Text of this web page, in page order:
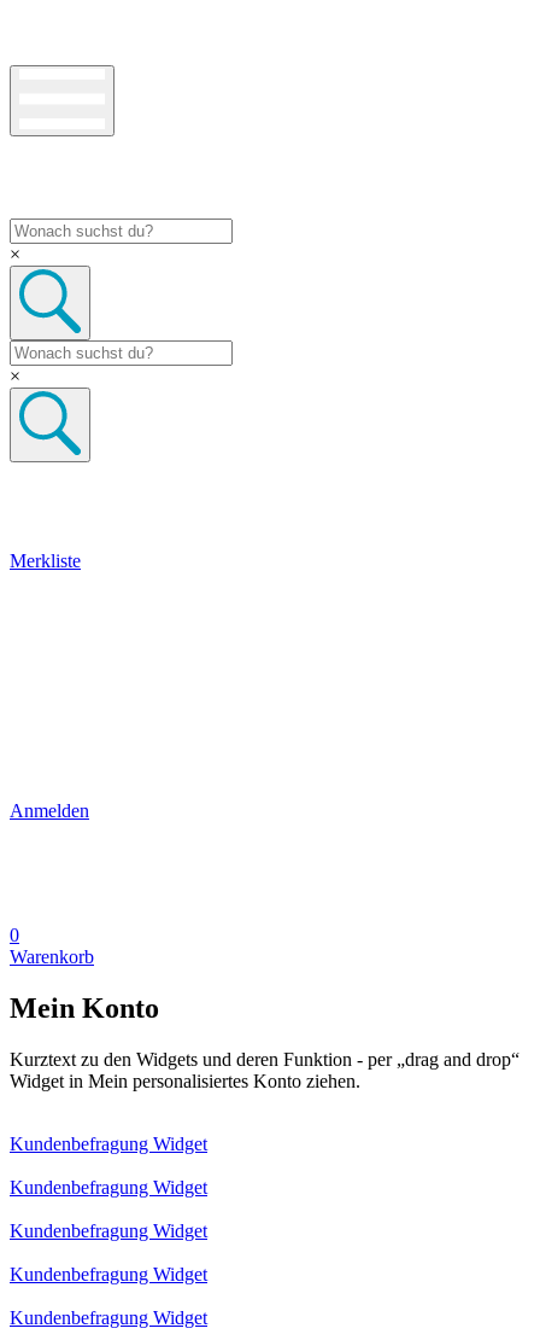
×
×
Merkliste
Anmelden
0
Warenkorb
Mein Konto
Kurztext zu den Widgets und deren Funktion - per „drag and drop“
Widget in Mein personalisiertes Konto ziehen.
Kundenbefragung Widget
Kundenbefragung Widget
Kundenbefragung Widget
Kundenbefragung Widget
Kundenbefragung Widget